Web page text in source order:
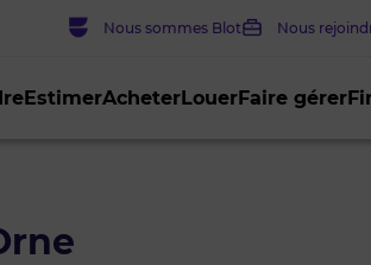
EstimerAcheterLouerFaire gérer
Nous sommes Blot Nous